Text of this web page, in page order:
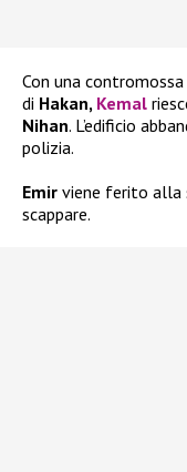
Con una
di Hakan, Kemal
Nihan. L’edificio
polizia.
Emir viene ferito alla
scappare.